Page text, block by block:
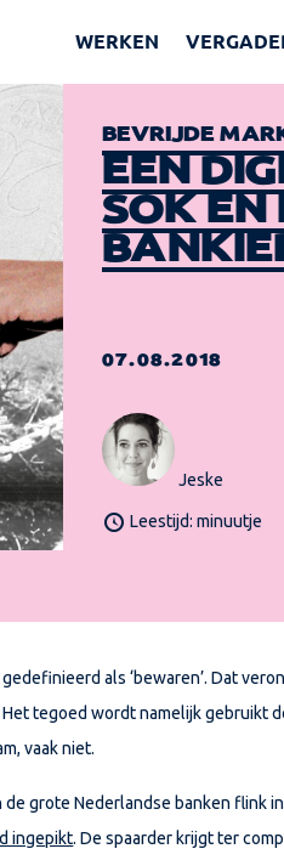
WERKEN
BEVRIJDE
EEN
SOK
07.08.2018
Jeske
Leestijd: minuutje
als ‘bewaren’. Dat
tegoed wordt namelijk gebruikt
vaak niet.
de grote Nederlandse banken flink
ingepikt. De spaarder krijgt ter